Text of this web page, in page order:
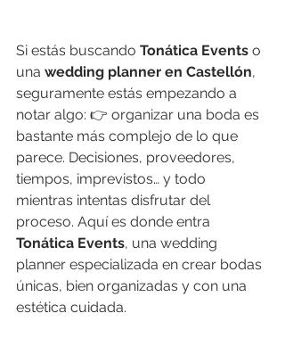
Si estás buscando Tonática Events o
una wedding planner en Castellón,
seguramente estás empezando a
notar algo: 👉 organizar una boda es
bastante más complejo de lo que
parece. Decisiones, proveedores,
tiempos, imprevistos… y todo
mientras intentas disfrutar del
proceso. Aquí es donde entra
Tonática Events, una wedding
planner especializada en crear bodas
únicas, bien organizadas y con una
estética cuidada.